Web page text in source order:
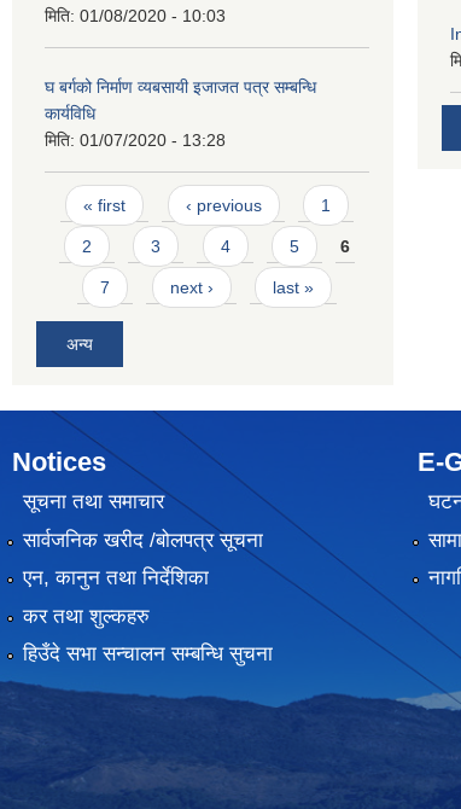
मिति: 01/08/2020 - 10:03
घ बर्गको निर्माण व्यबसायी इजाजत पत्र सम्बन्धि
कार्यविधि
मिति: 01/07/2020 - 13:28
Pages
« first ‹ previous 1
2 3 4 5 6
7 next › last »
अन्य
Notices
सूचना तथा समाचार
सार्वजनिक खरीद /बोलपत्र सूचना
एन, कानुन तथा निर्देशिका
कर तथा शुल्कहरु
हिउँदे सभा सन्चालन सम्बन्धि सुचना
E-